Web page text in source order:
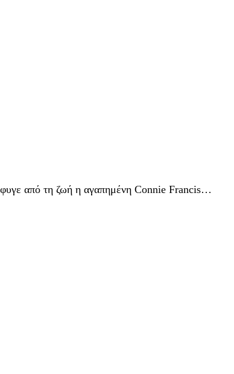
από τη ζωή η αγαπημένη Connie Francis…